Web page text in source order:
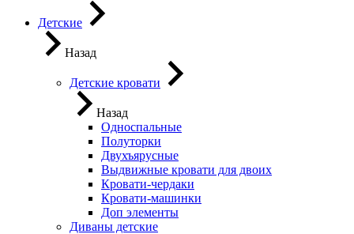
Детские
Назад
Детские кровати
Назад
Односпальные
Полуторки
Двухъярусные
Выдвижные кровати для двоих
Кровати-чердаки
Кровати-машинки
Доп элементы
Диваны детские